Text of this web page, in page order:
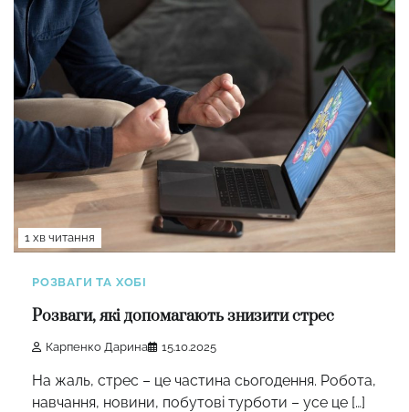
1 хв читання
РОЗВАГИ ТА ХОБІ
Розваги, які допомагають знизити стрес
Карпенко Дарина 15.10.2025
На жаль, стрес – це частина сьогодення. Робота,
навчання, новини, побутові турботи – усе це […]